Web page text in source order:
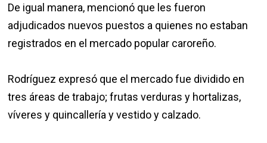
De igual manera, mencionó que les fueron
adjudicados nuevos puestos a quienes no estaban
registrados en el mercado popular caroreño.
Rodríguez expresó que el mercado fue dividido en
tres áreas de trabajo; frutas verduras y hortalizas,
víveres y quincallería y vestido y calzado.